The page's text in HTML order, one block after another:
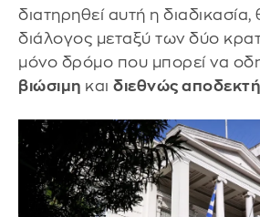
διατηρηθεί αυτή η
διάλογος μεταξύ των δύο
μόνο δρόμο που μπορεί να
βιώσιμη και διεθνώς